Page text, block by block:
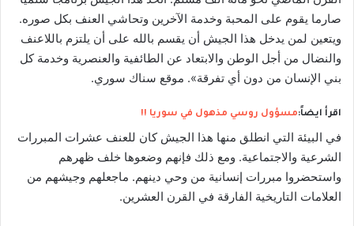
صارما يقوم على المحبة وخدمة الآخرين وتحاشي العنف بكل صوره.
ويتعين لمن يدخل هذا الجيش أن يقسم بالله على أن يلتزم باللاعنف
والنضال من أجل الوطن والابتعاد عن الطائفية والعنصرية وخدمة كل
بني الإنسان من دون أي تفرقة». موقع سناك سوري.
اقرأ ايضاً:مسؤول روسي مذهول في سوريا !!
في البيئة التي انطلق منها هذا الجيش كان للعنف عشرات المبررات
الشرعية والاجتماعية. ومع ذلك فإنهم وضعوها خلف ظهرهم
واستحضروا مبررات إنسانية من وحي دينهم. ماجعلهم وجيشهم من
العلامات التاريخية الفارقة في القرن العشرين.